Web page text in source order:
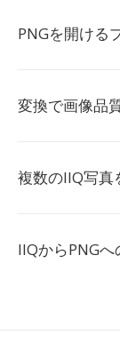
PNGを開ける
変換で画像品
複数のIIQ写真
IIQからPNG